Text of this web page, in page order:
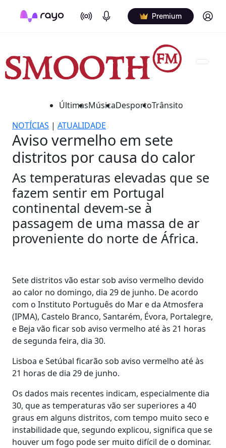
On Air Podcasts Premium Log in
ÚltimasMúsicaDesportoTrânsito
NOTÍCIAS | ATUALIDADE
Aviso vermelho em sete
distritos por causa do calor
As temperaturas elevadas que se
fazem sentir em Portugal
continental devem-se à
passagem de uma massa de ar
proveniente do norte de África.
Sete distritos vão estar sob aviso vermelho devido
ao calor no domingo, dia 29 de junho. De acordo
com o Instituto Português do Mar e da Atmosfera
(IPMA), Castelo Branco, Santarém, Évora, Portalegre,
e Beja vão ficar sob aviso vermelho até às 21 horas
de segunda feira, dia 30.
Lisboa e Setúbal ficarão sob aviso vermelho até às
21 horas de dia 29 de junho.
Os dados mais recentes indicam, especialmente dia
30, que as temperaturas vão ser superiores a 40
graus em alguns distritos, com tempo muito seco e
instabilidade que, segundo explicou, significa que se
houver um fogo pode ser muito difícil de o dominar.